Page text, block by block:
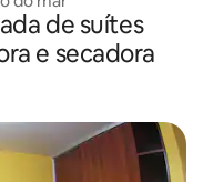
de suítes
e secadora